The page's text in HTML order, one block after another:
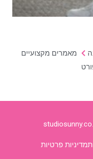
מאמרים מקצועיים
פרטיות